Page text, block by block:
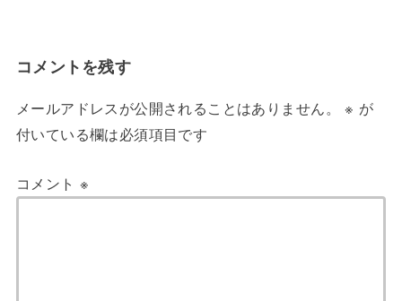
コメントを残す
メールアドレスが公開されることはありません。 ※ が
付いている欄は必須項目です
コメント ※